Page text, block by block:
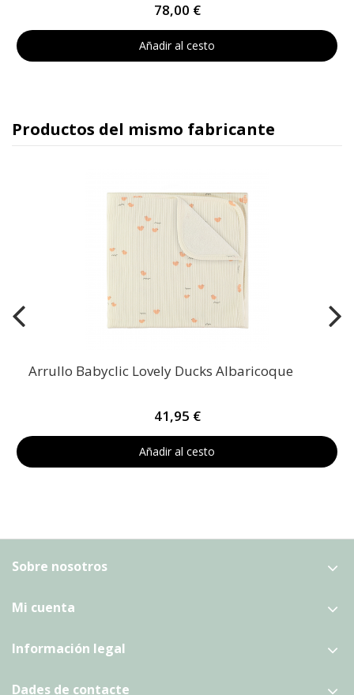
78,00 €
Añadir al cesto
Productos del mismo fabricante
Arrullo Babyclic Lovely Ducks Albaricoque
41,95 €
Añadir al cesto
Sobre nosotros
Mi cuenta
Información legal
Dades de contacte